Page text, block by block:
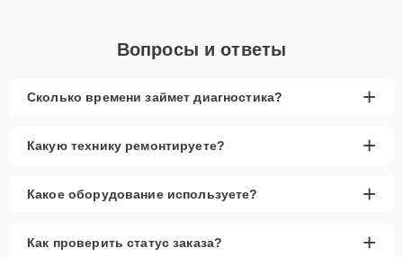
Вопросы и ответы
Сколько времени займет диагностика? +
Какую технику ремонтируете? +
Какое оборудование используете? +
Как проверить статус заказа? +